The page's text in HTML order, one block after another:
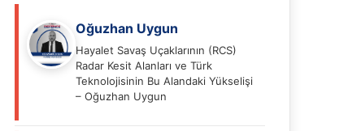
Oğuzhan Uygun
Hayalet Savaş Uçaklarının (RCS)
Radar Kesit Alanları ve Türk
Teknolojisinin Bu Alandaki Yükselişi
– Oğuzhan Uygun